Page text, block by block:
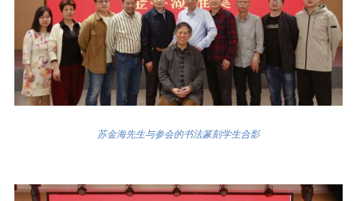
苏金海先生与参会的书法篆刻学生合影